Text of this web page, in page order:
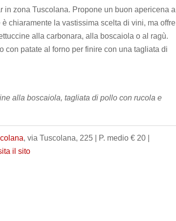
in zona Tuscolana. Propone un buon apericena a
chiaramente la vastissima scelta di vini, ma offre
alla carbonara, alla boscaiola o al ragù.
con patate al forno per finire con una tagliata di
alla boscaiola, tagliata di pollo con rucola e
, via Tuscolana, 225 | P. medio € 20 |
il sito